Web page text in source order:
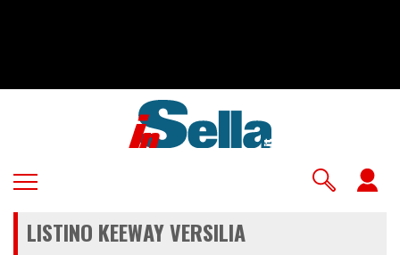
LISTINO KEEWAY VERSILIA